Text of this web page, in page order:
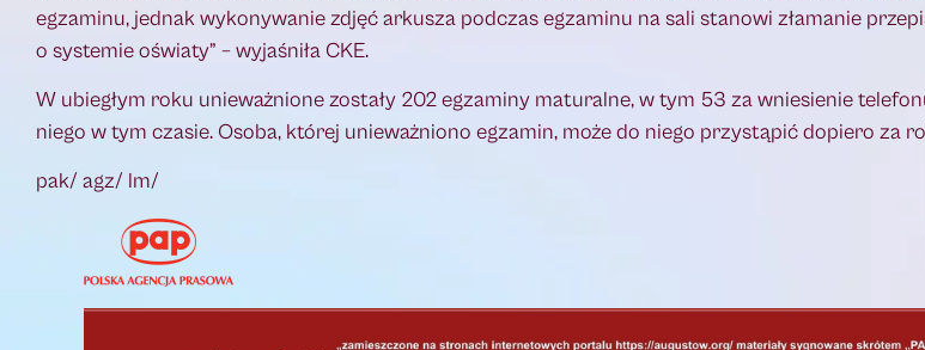
egzaminu, jednak wykonywanie zdjęć arkusza podczas egzaminu na sali stanowi złamanie
o systemie oświaty” – wyjaśniła CKE.
W ubiegłym roku unieważnione zostały 202 egzaminy maturalne, w tym 53 za wniesienie
niego w tym czasie. Osoba, której unieważniono egzamin, może do niego przystąpić dopiero za
pak/ agz/ lm/